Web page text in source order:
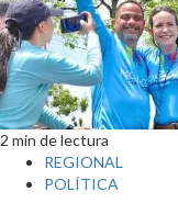
2 min de lectura
REGIONAL
POLÍTICA